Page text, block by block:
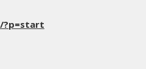
?p=start